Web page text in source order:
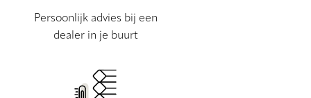
Persoonlijk advies bij een
dealer in je buurt